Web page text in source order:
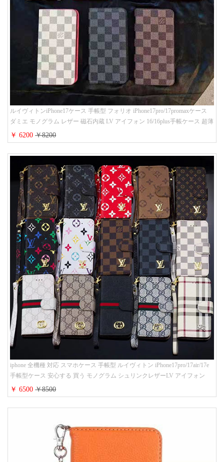
ルイヴィトンiPhone17ケース 手帳型 フォリオ iPhone17pro/17promaxケース
ダミエ モノグラム レザー 磁石内蔵 LV アイフォン 16/16plus手帳ケース 超薄
ビジネス風 メンズ レディース おしゃれ ブランドiphone15/14/13手帳型スマ
ホケース お 揃い
￥ 6200￥8200
iphone 全機種 対応 スマホケース 手帳型 ルイヴィトン iPhone17pro/17air/17e
手帳型ケース 安心する 買う モノグラム シュリンクレザーLV アイフォン
16/16promaxスマホケース 手帳 多機能 グッチiphone15pro/14/13携帯ケース 大
人 レディース メンズ ストラップ付き
￥ 6500￥8500